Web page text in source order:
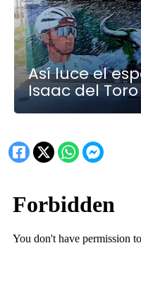
Así luce el
Isaac del